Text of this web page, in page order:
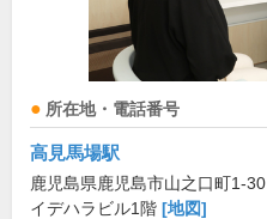
所在地・電話番号
高見馬場駅
鹿児島県鹿児島市山之口町1-30
イデハラビル1階 [地図]